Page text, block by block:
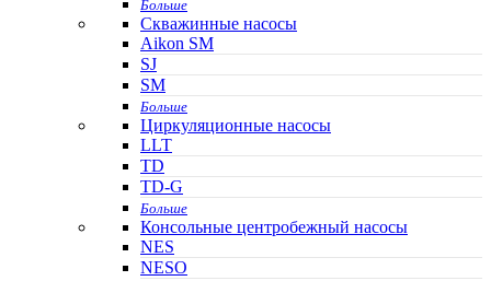
Больше
Скважинные насосы
Aikon SM
SJ
SM
Больше
Циркуляционные насосы
LLT
TD
TD-G
Больше
Консольные центробежный насосы
NES
NESO